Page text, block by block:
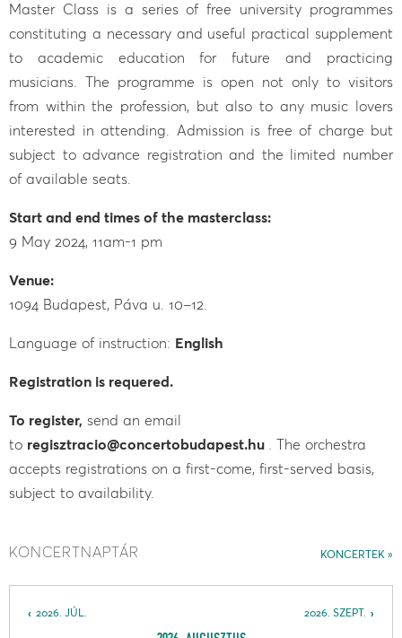
Master Class is a series of free university programmes
constituting a necessary and useful practical supplement
to academic education for future and practicing
musicians. The programme is open not only to visitors
from within the profession, but also to any music lovers
interested in attending. Admission is free of charge but
subject to advance registration and the limited number
of available seats.
Start and end times of the masterclass:
9 May 2024, 11am-1 pm
Venue:
1094 Budapest, Páva u. 10–12.
Language of instruction: English
Registration is requered.
To register, send an email
to regisztracio@concertobudapest.hu
. The orchestra
accepts registrations on a first-come, first-served basis,
subject to availability.
KONCERTEK
KONCERTNAPTÁR
2026. SZEPT.
2026. JÚL.